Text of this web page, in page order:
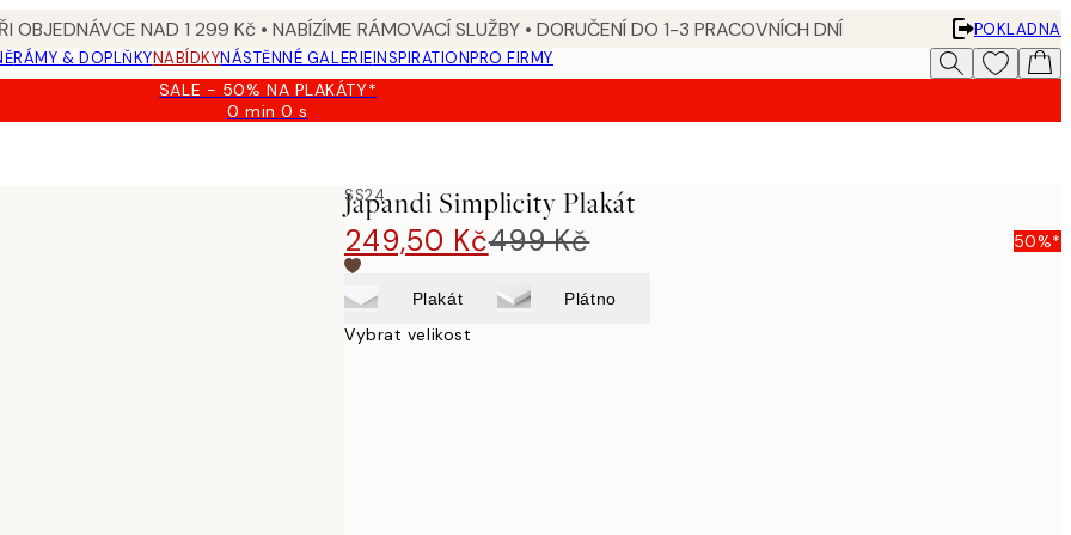
OBJEDNÁVCE NAD 1 299 Kč • NABÍZÍME RÁMOVACÍ SLUŽBY • DORUČENÍ DO 1-3 PRACOVNÍCH DNÍ
POKLADNA
RÁMY & DOPLŇKYNABÍDKYNÁSTĚNNÉ GALERIEINSPIRATIONPRO FIRMY
SALE - 50% NA PLAKÁTY*
0 min0 s
Platné
SS24
Japandi Simplicity Plakát
249,50 Kč499 Kč 50%*
Plakát Plátno
Vybrat velikost